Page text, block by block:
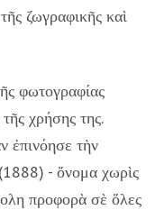
ζωγραφικῆς καὶ
φωτογραφίας
χρήσης της.
τὴν
- ὄνομα χωρὶς
προφορὰ σὲ ὅλες